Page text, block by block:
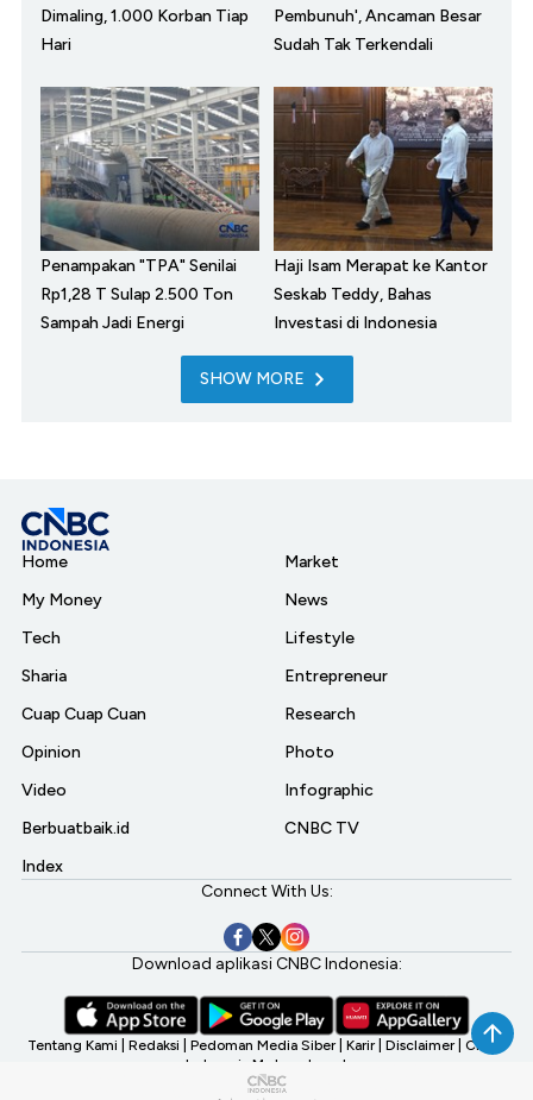
Dimaling, 1.000 Korban Tiap
Hari
Pembunuh', Ancaman Besar
Sudah Tak Terkendali
Penampakan "TPA" Senilai
Rp1,28 T Sulap 2.500 Ton
Sampah Jadi Energi
Haji Isam Merapat ke Kantor
Seskab Teddy, Bahas
Investasi di Indonesia
SHOW MORE
Home
My Money
Tech
Sharia
Cuap Cuap Cuan
Opinion
Video
Berbuatbaik.id
Index
Market
News
Lifestyle
Entrepreneur
Research
Photo
Infographic
CNBC TV
Connect With Us:
Download aplikasi CNBC Indonesia:
Tentang Kami Redaksi Pedoman Media Siber Karir Disclaimer CNBC
Indonesia My Investment
©2026 CNBC Indonesia, A Transmedia Company